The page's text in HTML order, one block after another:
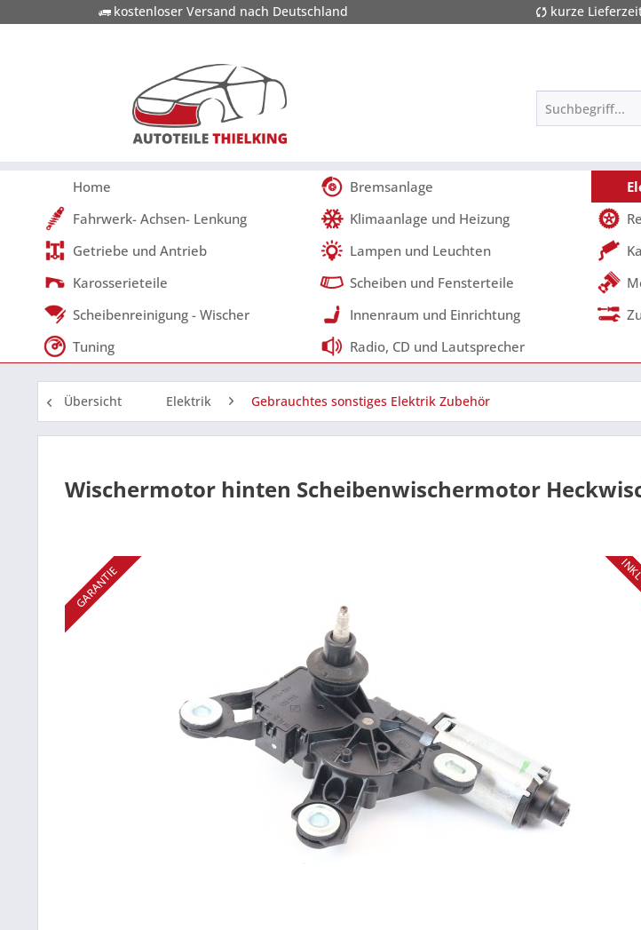
kostenloser Versand nach Deutschland kurze
Home Bremsanlage
Fahrwerk- Achsen- Lenkung
Klimaanlage und Heizung
Getriebe und Antrieb
Lampen und Leuchten
Karosserieteile
Scheiben und Fensterteile
Scheibenreinigung - Wischer
Innenraum und Einrichtung
Tuning
Radio, CD und Lautsprecher
Übersicht Elektrik Gebrauchtes sonstiges Elektrik Zubehör
Wischermotor hinten Scheibenwischermotor
GARANTIE